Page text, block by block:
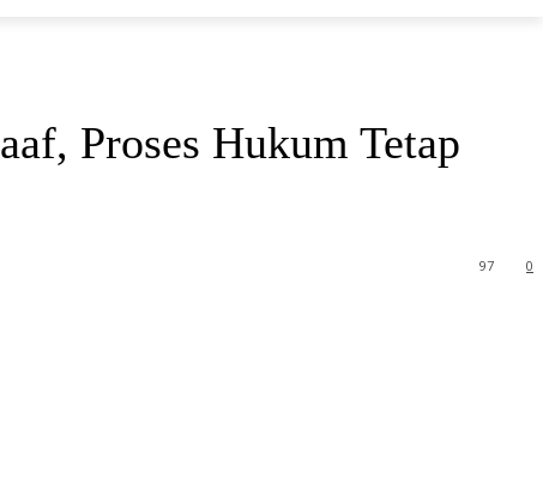
Proses Hukum Tetap
0
97